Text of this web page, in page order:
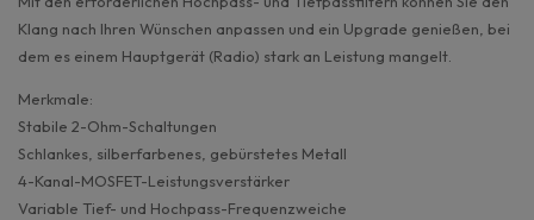
Klang nach Ihren Wünschen anpassen und ein Upgrade genießen, bei
dem es einem Hauptgerät (Radio) stark an Leistung mangelt.
Merkmale:
Stabile 2-Ohm-Schaltungen
Schlankes, silberfarbenes, gebürstetes Metall
4-Kanal-MOSFET-Leistungsverstärker
Variable Tief- und Hochpass-Frequenzweiche